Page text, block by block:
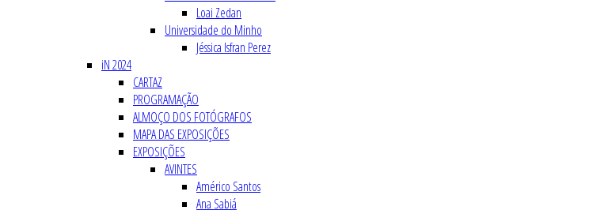
Loai Zedan
Universidade do Minho
Jéssica Isfran Perez
iN 2024
CARTAZ
PROGRAMAÇÃO
ALMOÇO DOS FOTÓGRAFOS
MAPA DAS EXPOSIÇÕES
EXPOSIÇÕES
AVINTES
Américo Santos
Ana Sabiá